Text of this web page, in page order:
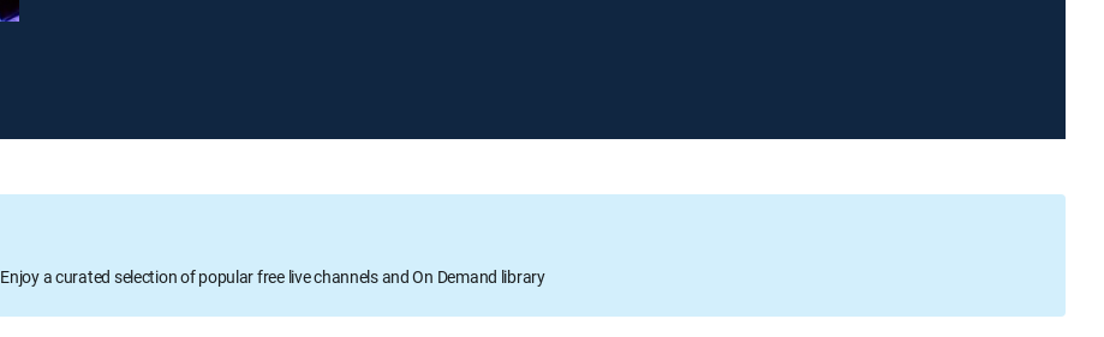
Enjoy a curated selection of popular free live channels and On Demand library